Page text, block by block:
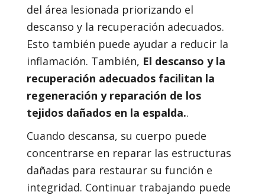
del área lesionada priorizando el
descanso y la recuperación adecuados.
Esto también puede ayudar a reducir la
inflamación. También, El descanso y la
recuperación adecuados facilitan la
regeneración y reparación de los
tejidos dañados en la espalda..
Cuando descansa, su cuerpo puede
concentrarse en reparar las estructuras
dañadas para restaurar su función e
integridad. Continuar trabajando puede